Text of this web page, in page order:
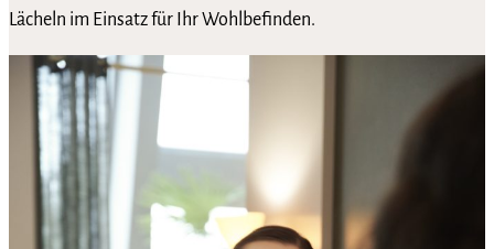
Lächeln im Einsatz für Ihr Wohlbefinden.